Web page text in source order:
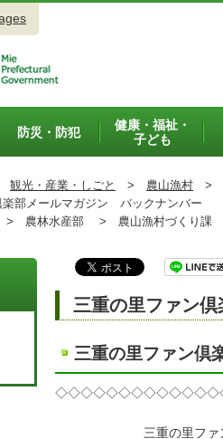
防災・防犯
健康・福祉・
子ども
観光・産業・しごと > 農山漁村 >
部メールマガジン バックナンバー
> 農林水産部 > 農山漁村づくり課
三重の里ファン
三重の里ファン倶
三重の里ファン倶楽